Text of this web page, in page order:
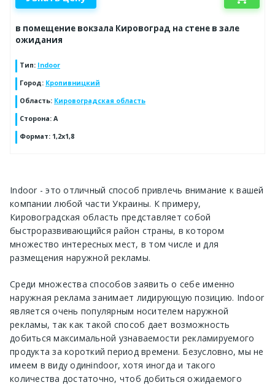
в помещение вокзала Кировоград на стене в зале
ожидания
Тип: Indoor
Город: Кропивницкий
Область: Кировоградская область
Сторона: А
Формат: 1,2х1,8
Indoor - это отличный способ привлечь внимание к вашей
компании любой части Украины. К примеру,
Кировоградская область представляет собой
быстроразвивающийся район страны, в котором
множество интересных мест, в том числе и для
размещения наружной рекламы.
Среди множества способов заявить о себе именно
наружная реклама занимает лидирующую позицию. Indoor
является очень популярным носителем наружной
рекламы, так как такой способ дает возможность
добиться максимальной узнаваемости рекламируемого
продукта за короткий период времени. Безусловно, мы не
имеем в виду одинindoor, хотя иногда и такого
количества достаточно, чтоб добиться ожидаемого